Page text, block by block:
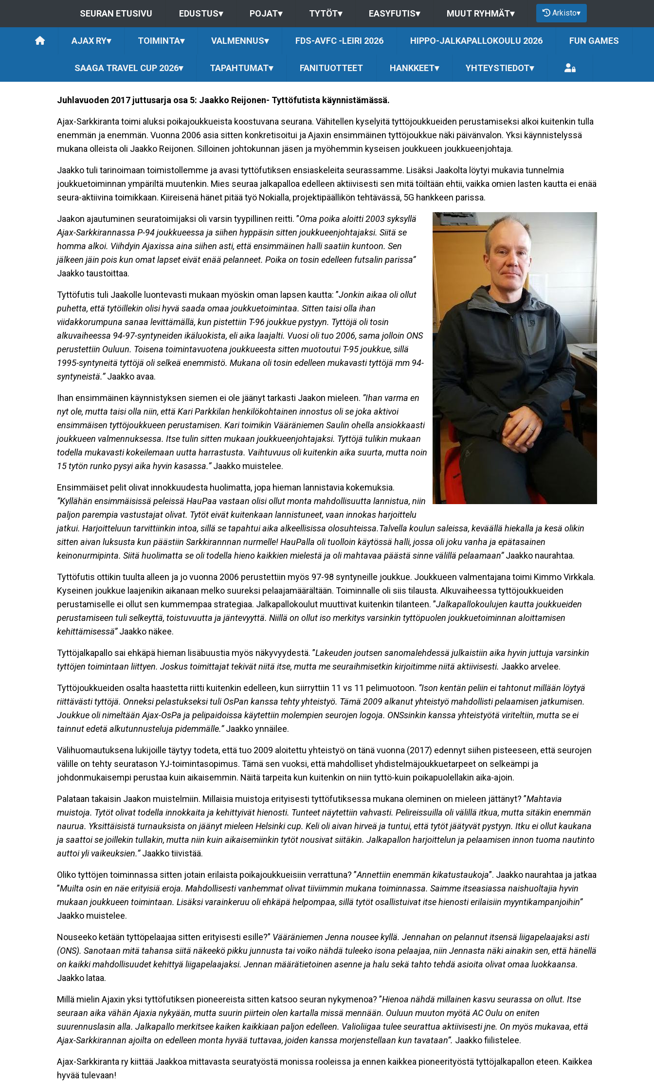
SEURAN ETUSIVU EDUSTUS▾ POJAT▾ TYTÖT▾ EASYFUTIS▾ MUUT RYHMÄT▾ Arkisto▾
AJAX RY▾ TOIMINTA▾ VALMENNUS▾ FDS-AVFC -LEIRI 2026 HIPPO-JALKAPALLOKOULU 2026 FUN GAMES
SAAGA TRAVEL CUP 2026▾ TAPAHTUMAT▾ FANITUOTTEET HANKKEET▾ YHTEYSTIEDOT▾
Juhlavuoden 2017 juttusarja osa 5: Jaakko Reijonen- Tyttöfutista käynnistämässä.
Ajax-Sarkkiranta toimi aluksi poikajoukkueista koostuvana seurana. Vähitellen kyselyitä tyttöjoukkueiden perustamiseksi alkoi kuitenkin tulla
enemmän ja enemmän. Vuonna 2006 asia sitten konkretisoitui ja Ajaxin ensimmäinen tyttöjoukkue näki päivänvalon. Yksi käynnistelyssä
mukana olleista oli Jaakko Reijonen. Silloinen johtokunnan jäsen ja myöhemmin kyseisen joukkueen joukkueenjohtaja.
Jaakko tuli tarinoimaan toimistollemme ja avasi tyttöfutiksen ensiaskeleita seurassamme. Lisäksi Jaakolta löytyi mukavia tunnelmia
joukkuetoiminnan ympäriltä muutenkin. Mies seuraa jalkapalloa edelleen aktiivisesti sen mitä töiltään ehtii, vaikka omien lasten kautta ei enää
seura-aktiivina toimikkaan. Kiireisenä hänet pitää työ Nokialla, projektipäällikön tehtävässä, 5G hankkeen parissa.
Jaakon ajautuminen seuratoimijaksi oli varsin tyypillinen reitti. ”Oma poika aloitti 2003 syksyllä
Ajax-Sarkkirannassa P-94 joukkueessa ja siihen hyppäsin sitten joukkueenjohtajaksi. Siitä se
homma alkoi. Viihdyin Ajaxissa aina siihen asti, että ensimmäinen halli saatiin kuntoon. Sen
jälkeen jäin pois kun omat lapset eivät enää pelanneet. Poika on tosin edelleen futsalin parissa”
Jaakko taustoittaa.
Tyttöfutis tuli Jaakolle luontevasti mukaan myöskin oman lapsen kautta: ”Jonkin aikaa oli ollut
puhetta, että tytöillekin olisi hyvä saada omaa joukkuetoimintaa. Sitten taisi olla ihan
viidakkorumpuna sanaa levittämällä, kun pistettiin T-96 joukkue pystyyn. Tyttöjä oli tosin
alkuvaiheessa 94-97-syntyneiden ikäluokista, eli aika laajalti. Vuosi oli tuo 2006, sama jolloin ONS
perustettiin Ouluun. Toisena toimintavuotena joukkueesta sitten muotoutui T-95 joukkue, sillä
1995-syntyneitä tyttöjä oli selkeä enemmistö. Mukana oli tosin edelleen mukavasti tyttöjä mm 94-
syntyneistä.”Jaakko avaa.
Ihan ensimmäinen käynnistyksen siemen ei ole jäänyt tarkasti Jaakon mieleen. ”Ihan varma en
nyt ole, mutta taisi olla niin, että Kari Parkkilan henkilökohtainen innostus oli se joka aktivoi
ensimmäisen tyttöjoukkueen perustamisen. Kari toimikin Vääräniemen Saulin ohella ansiokkaasti
joukkueen valmennuksessa. Itse tulin sitten mukaan joukkueenjohtajaksi. Tyttöjä tulikin mukaan
todella mukavasti kokeilemaan uutta harrastusta. Vaihtuvuus oli kuitenkin aika suurta, mutta noin
15 tytön runko pysyi aika hyvin kasassa.”Jaakko muistelee.
Ensimmäiset pelit olivat innokkuudesta huolimatta, jopa hieman lannistavia kokemuksia.
”Kyllähän ensimmäisissä peleissä HauPaa vastaan olisi ollut monta mahdollisuutta lannistua, niin
paljon parempia vastustajat olivat. Tytöt eivät kuitenkaan lannistuneet, vaan innokas harjoittelu
jatkui. Harjoitteluun tarvittiinkin intoa, sillä se tapahtui aika alkeellisissa olosuhteissa.Talvella koulun saleissa, keväällä hiekalla ja kesä olikin
sitten aivan luksusta kun päästiin Sarkkirannnan nurmelle! HauPalla oli tuolloin käytössä halli, jossa oli joku vanha ja epätasainen
keinonurmipinta. Siitä huolimatta se oli todella hieno kaikkien mielestä ja oli mahtavaa päästä sinne välillä pelaamaan”Jaakko naurahtaa.
Tyttöfutis ottikin tuulta alleen ja jo vuonna 2006 perustettiin myös 97-98 syntyneille joukkue. Joukkueen valmentajana toimi Kimmo Virkkala.
Kyseinen joukkue laajenikin aikanaan melko suureksi pelaajamäärältään. Toiminnalle oli siis tilausta. Alkuvaiheessa tyttöjoukkueiden
perustamiselle ei ollut sen kummempaa strategiaa. Jalkapallokoulut muuttivat kuitenkin tilanteen. ”Jalkapallokoulujen kautta joukkueiden
perustamiseen tuli selkeyttä, toistuvuutta ja jäntevyyttä. Niillä on ollut iso merkitys varsinkin tyttöpuolen joukkuetoiminnan aloittamisen
kehittämisessä”Jaakko näkee.
Tyttöjalkapallo sai ehkäpä hieman lisäbuustia myös näkyvyydestä. ”Lakeuden joutsen sanomalehdessä julkaistiin aika hyvin juttuja varsinkin
tyttöjen toimintaan liittyen. Joskus toimittajat tekivät niitä itse, mutta me seuraihmisetkin kirjoitimme niitä aktiivisesti. Jaakko arvelee.
Tyttöjoukkueiden osalta haastetta riitti kuitenkin edelleen, kun siirryttiin 11 vs 11 pelimuotoon. ”Ison kentän peliin ei tahtonut millään löytyä
riittävästi tyttöjä. Onneksi pelastukseksi tuli OsPan kanssa tehty yhteistyö. Tämä 2009 alkanut yhteistyö mahdollisti pelaamisen jatkumisen.
Joukkue oli nimeltään Ajax-OsPa ja pelipaidoissa käytettiin molempien seurojen logoja. ONSsinkin kanssa yhteistyötä viriteltiin, mutta se ei
tainnut edetä alkutunnusteluja pidemmälle.”Jaakko ynnäilee.
Välihuomautuksena lukijoille täytyy todeta, että tuo 2009 aloitettu yhteistyö on tänä vuonna (2017) edennyt siihen pisteeseen, että seurojen
välille on tehty seuratason YJ-toimintasopimus. Tämä sen vuoksi, että mahdolliset yhdistelmäjoukkuetarpeet on selkeämpi ja
johdonmukaisempi perustaa kuin aikaisemmin. Näitä tarpeita kun kuitenkin on niin tyttö-kuin poikapuolellakin aika-ajoin.
Palataan takaisin Jaakon muistelmiin. Millaisia muistoja erityisesti tyttöfutiksessa mukana oleminen on mieleen jättänyt? ”Mahtavia
muistoja. Tytöt olivat todella innokkaita ja kehittyivät hienosti. Tunteet näytettiin vahvasti. Pelireissuilla oli välillä itkua, mutta sitäkin enemmän
naurua. Yksittäisistä turnauksista on jäänyt mieleen Helsinki cup. Keli oli aivan hirveä ja tuntui, että tytöt jäätyvät pystyyn. Itku ei ollut kaukana
ja saattoi se joillekin tullakin, mutta niin kuin aikaisemiinkin tytöt nousivat siitäkin. Jalkapallon harjoittelun ja pelaamisen innon tuoma nautinto
auttoi yli vaikeuksien.”Jaakko tiivistää.
Oliko tyttöjen toiminnassa sitten jotain erilaista poikajoukkueisiin verrattuna? ”Annettiin enemmän kikatustaukoja”. Jaakko naurahtaa ja jatkaa
”Muilta osin en näe erityisiä eroja. Mahdollisesti vanhemmat olivat tiiviimmin mukana toiminnassa. Saimme itseasiassa naishuoltajia hyvin
mukaan joukkueen toimintaan. Lisäksi varainkeruu oli ehkäpä helpompaa, sillä tytöt osallistuivat itse hienosti erilaisiin myyntikampanjoihin”
Jaakko muistelee.
Nouseeko ketään tyttöpelaajaa sitten erityisesti esille?” Vääräniemen Jenna nousee kyllä. Jennahan on pelannut itsensä liigapelaajaksi asti
(ONS). Sanotaan mitä tahansa siitä näkeekö pikku junnusta tai voiko nähdä tuleeko isona pelaajaa, niin Jennasta näki ainakin sen, että hänellä
on kaikki mahdollisuudet kehittyä liigapelaajaksi. Jennan määrätietoinen asenne ja halu sekä tahto tehdä asioita olivat omaa luokkaansa.
Jaakko lataa.
Millä mielin Ajaxin yksi tyttöfutiksen pioneereista sitten katsoo seuran nykymenoa? ”Hienoa nähdä millainen kasvu seurassa on ollut. Itse
seuraan aika vähän Ajaxia nykyään, mutta suurin piirtein olen kartalla missä mennään. Ouluun muuton myötä AC Oulu on eniten
suurennuslasin alla. Jalkapallo merkitsee kaiken kaikkiaan paljon edelleen. Valioliigaa tulee seurattua aktiivisesti jne. On myös mukavaa, että
Ajax-Sarkkirannan ajoilta on edelleen monta hyvää tuttavaa, joiden kanssa morjenstellaan kun tavataan”. Jaakko fiilistelee.
Ajax-Sarkkiranta ry kiittää Jaakkoa mittavasta seuratyöstä monissa rooleissa ja ennen kaikkea pioneerityöstä tyttöjalkapallon eteen. Kaikkea
hyvää tulevaan!